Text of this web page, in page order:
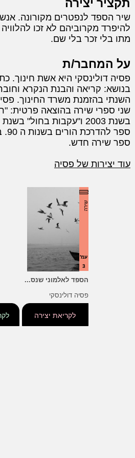
תקציר יצירה
שיר הספד לנפטרים מקורונה.
להיפרד מקרוביהם לא זכו
מתו בלי זכר בלי שם.
על המחבר/ת
פסיה דולינסקי היא אשת חינוך.
בנושא: קריאה והבנת הנקרא
השנתי בהזמנת משרד החינוך.
שני ספרי שירה בהוצאה פרטית:
ספר שירה חדש.
עוד יצירות של פסיה
שירה
עמ'
3
הספד לאלמוני שנס...
פסיה דולינסקי
לקריאת יצירה